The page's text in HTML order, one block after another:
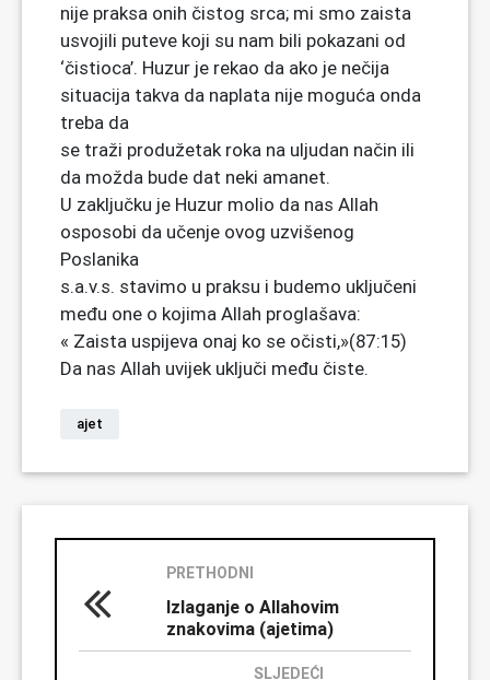
nije praksa onih čistog srca; mi smo zaista
usvojili puteve koji su nam bili pokazani od
‘čistioca’. Huzur je rekao da ako je nečija
situacija takva da naplata nije moguća onda
treba da
se traži produžetak roka na uljudan način ili
da možda bude dat neki amanet.
U zaključku je Huzur molio da nas Allah
osposobi da učenje ovog uzvišenog
Poslanika
s.a.v.s. stavimo u praksu i budemo uključeni
među one o kojima Allah proglašava:
« Zaista uspijeva onaj ko se očisti,»(87:15)
Da nas Allah uvijek uključi među čiste.
ajet
PRETHODNI
Izlaganje o Allahovim
znakovima (ajetima)
SLJEDEĆI